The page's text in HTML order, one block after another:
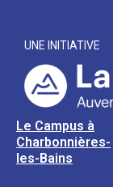
UNE INITIATIVE
Le Campus à
Charbonnières-
les-Bains